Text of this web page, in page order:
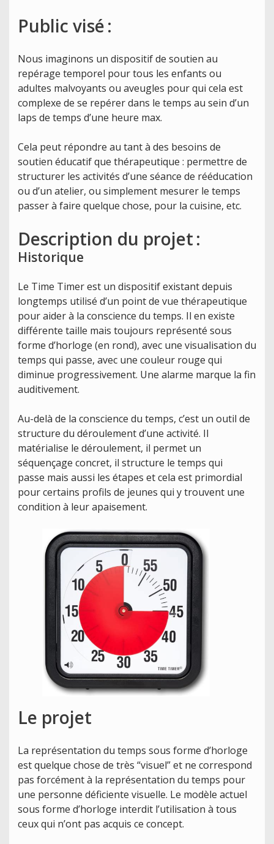
Public visé :
Nous imaginons un dispositif de soutien au
repérage temporel pour tous les enfants ou
adultes malvoyants ou aveugles pour qui cela est
complexe de se repérer dans le temps au sein d’un
laps de temps d’une heure max.
Cela peut répondre au tant à des besoins de
soutien éducatif que thérapeutique : permettre de
structurer les activités d’une séance de rééducation
ou d’un atelier, ou simplement mesurer le temps
passer à faire quelque chose, pour la cuisine, etc.
Description du projet:
Historique
Le Time Timer est un dispositif existant depuis
longtemps utilisé d’un point de vue thérapeutique
pour aider à la conscience du temps. Il en existe
différente taille mais toujours représenté sous
forme d’horloge (en rond), avec une visualisation du
temps qui passe, avec une couleur rouge qui
diminue progressivement. Une alarme marque la fin
auditivement.
Au-delà de la conscience du temps, c’est un outil de
structure du déroulement d’une activité. Il
matérialise le déroulement, il permet un
séquençage concret, il structure le temps qui
passe mais aussi les étapes et cela est primordial
pour certains profils de jeunes qui y trouvent une
condition à leur apaisement.
Le projet
La représentation du temps sous forme d’horloge
est quelque chose de très “visuel” et ne correspond
pas forcément à la représentation du temps pour
une personne déficiente visuelle. Le modèle actuel
sous forme d’horloge interdit l’utilisation à tous
ceux qui n’ont pas acquis ce concept.